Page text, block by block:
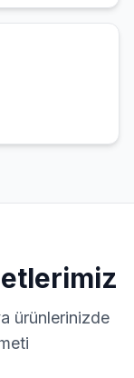
ürünlerinizde